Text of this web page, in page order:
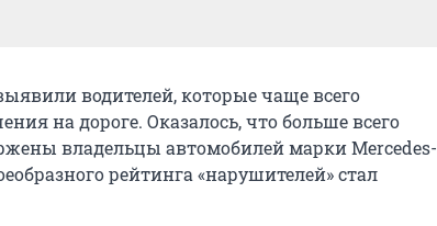
водителей, которые чаще всего
на дороге. Оказалось, что больше всего
владельцы автомобилей марки Mercedes-
рейтинга «нарушителей» стал